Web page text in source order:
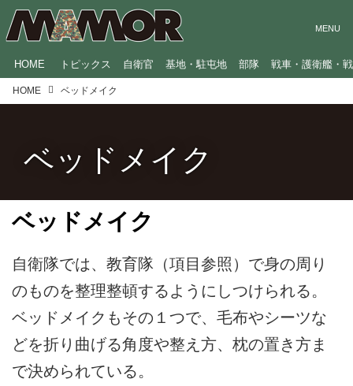
HOME トピックス 自衛官 基地・駐屯地 部隊 戦車・護衛艦・
HOME ベッドメイク
ベッドメイク
ベッドメイク
自衛隊では、教育隊（項目参照）で身の周り
のものを整理整頓するようにしつけられる。
ベッドメイクもその１つで、毛布やシーツな
どを折り曲げる角度や整え方、枕の置き方ま
で決められている。